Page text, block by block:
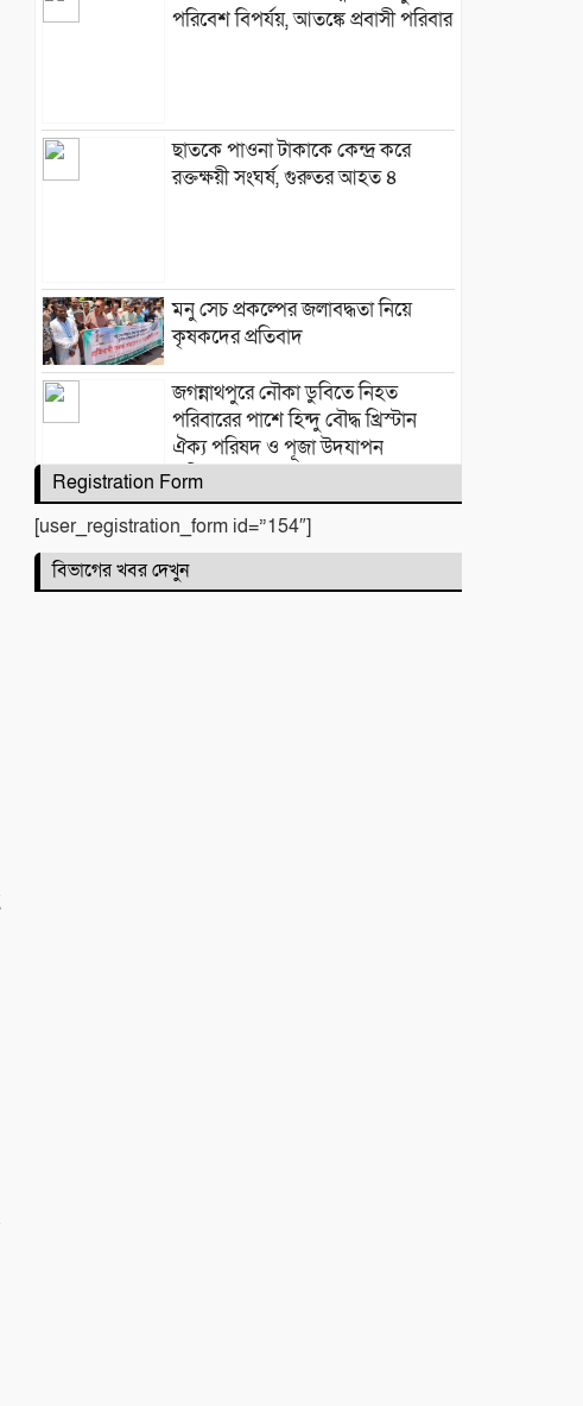
পরিবেশ বিপর্যয়, আতঙ্কে প্রবাসী পরিবার
‎​ছাতকে পাওনা টাকাকে কেন্দ্র করে
রক্তক্ষয়ী সংঘর্ষ, গুরুতর আহত ৪
মনু সেচ প্রকল্পের জলাবদ্ধতা নিয়ে
কৃষকদের প্রতিবাদ
জগন্নাথপুরে নৌকা ডুবিতে নিহত
পরিবারের পাশে হিন্দু বৌদ্ধ খ্রিস্টান
ঐক্য পরিষদ ও পূজা উদযাপন
পরিষদের নেতৃবৃন্দ
​বানারীপাড়া বন্দর মডেল সরকারি
প্রাথমিক বিদ্যালয়ে ‘গণ-অভ্যুত্থান দিবস’
Registration Form
[user_registration_form id=”154″]
বিভাগের খবর দেখুন